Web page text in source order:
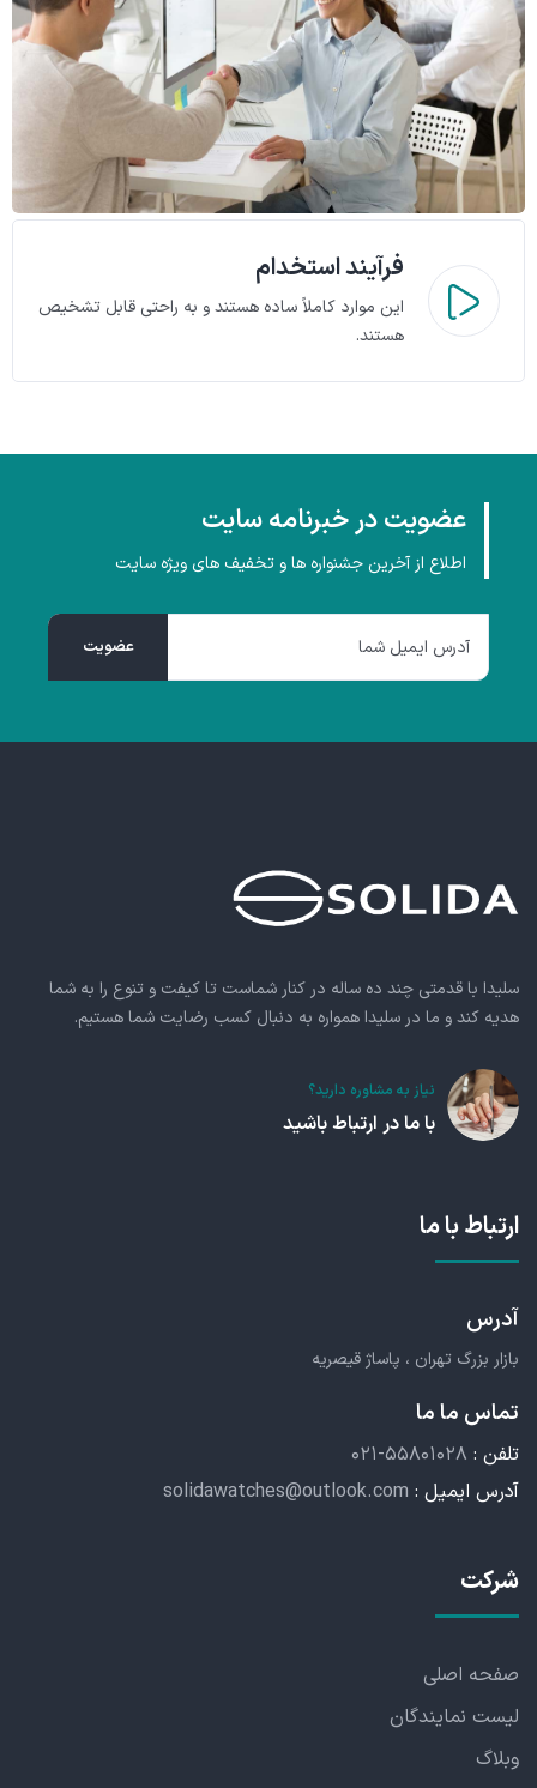
فرآیند استخدام
این موارد کاملاً ساده هستند و به راحتی قابل تشخیص
هستند.
عضویت در خبرنامه سایت
اطلاع از آخرین جشنواره ها و تخفیف های ویژه سایت
سلیدا با قدمتی چند ده ساله در کنار شماست تا کیفت و تنوع را به شما
هدیه کند و ما در سلیدا همواره به دنبال کسب رضایت شما هستیم.
نیاز به مشاوره دارید؟
با ما در ارتباط باشید
ارتباط با ما
آدرس
بازار بزرگ تهران ، پاساژ قیصریه
تماس ما ما
تلفن : ۰۲۱-۵۵۸۰۱۰۲۸
آدرس ایمیل : solidawatches@outlook.com
شرکت
صفحه اصلی
لیست نمایندگان
وبلاگ